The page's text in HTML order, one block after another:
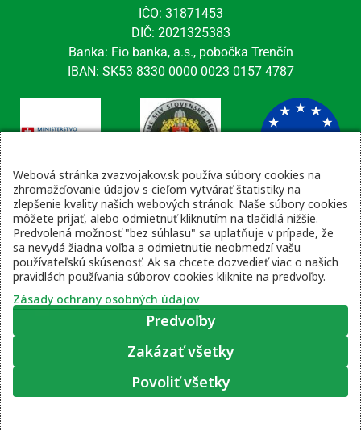
IČO: 31871453
DIČ: 2021325383
Banka: Fio banka, a.s., pobočka Trenčín
IBAN: SK53 8330 0000 0023 0157 4787
Kontaktné údaje
email: tajomnik@zvsr.sk
telefón: 0908535335
vojenská linka: 0960 333 818
Zásady ochrany osobných údajov
© 2022 – 2026 Zväz vojakov SR, web stránku pripravil
Webová stránka zvazvojakov.sk používa súbory cookies na
zhromažďovanie údajov s cieľom vytvárať štatistiky na
zlepšenie kvality našich webových stránok. Naše súbory cookies
môžete prijať, alebo odmietnuť kliknutím na tlačidlá nižšie.
Predvolená možnosť "bez súhlasu" sa uplatňuje v prípade, že
sa nevydá žiadna voľba a odmietnutie neobmedzí vašu
používateľskú skúsenosť. Ak sa chcete dozvedieť viac o našich
pravidlách používania súborov cookies kliknite na predvoľby.
Zásady ochrany osobných údajov
Predvoľby
Zakázať všetky
Povoliť všetky